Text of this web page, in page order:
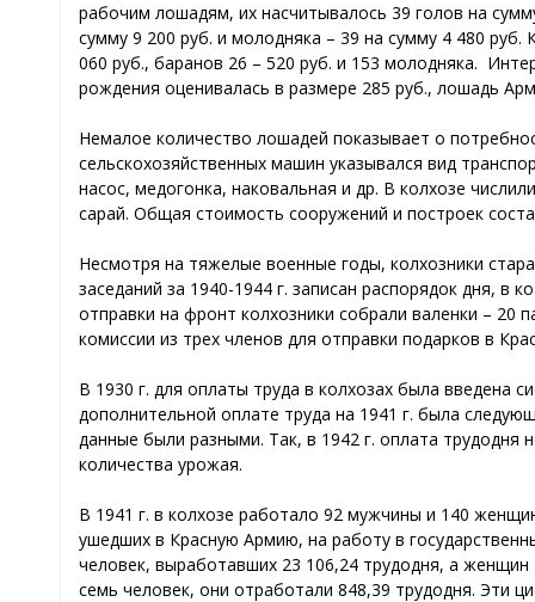
рабочим лошадям, их насчитывалось 39 голов на
сумму 9 200 руб. и молодняка – 39 на сумму 4 480
060 руб., баранов 26 – 520 руб. и 153 молодняка.
рождения оценивалась в размере 285 руб., лошадь
Немалое количество лошадей показывает о
сельскохозяйственных машин указывался вид
насос, медогонка, наковальная и др. В колхозе
сарай. Общая стоимость сооружений и построек
Несмотря на тяжелые военные годы, колхозники
заседаний за 1940-1944 г. записан распорядок дня,
отправки на фронт колхозники собрали валенки –
комиссии из трех членов для отправки подарков в
В 1930 г. для оплаты труда в колхозах была введена
дополнительной оплате труда на 1941 г. была
данные были разными. Так, в 1942 г. оплата трудодня
количества урожая.
В 1941 г. в колхозе работало 92 мужчины и 140
ушедших в Красную Армию, на работу в
человек, выработавших 23 106,24 трудодня, а
семь человек, они отработали 848,39 трудодня. Эти